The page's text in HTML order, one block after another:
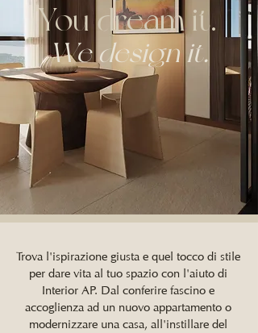
You dream it.
We design it.
Trova l'ispirazione giusta e quel tocco di stile
per dare vita al tuo spazio con l'aiuto di
Interior AP. Dal conferire fascino e
accoglienza ad un nuovo appartamento o
modernizzare una casa, all'instillare del